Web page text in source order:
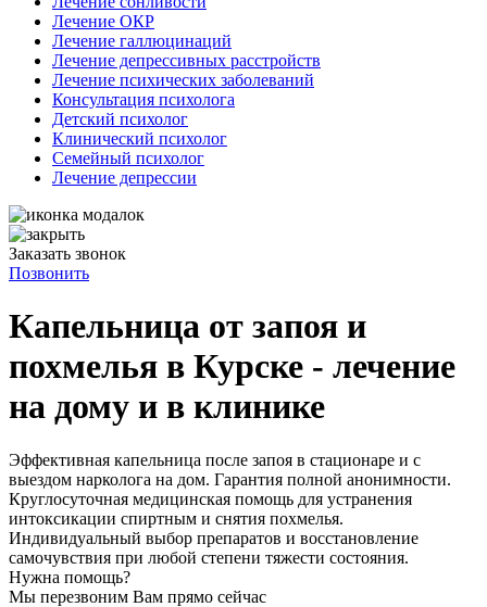
Лечение ОКР
Лечение галлюцинаций
Лечение депрессивных расстройств
Лечение психических заболеваний
Консультация психолога
Детский психолог
Клинический психолог
Семейный психолог
Лечение депрессии
Заказать звонок
Позвонить
Капельница от запоя и
похмелья в Курске - лечение
на дому и в клинике
Эффективная капельница после запоя в стационаре и с
выездом нарколога на дом. Гарантия полной анонимности.
Круглосуточная медицинская помощь для устранения
интоксикации спиртным и снятия похмелья.
Индивидуальный выбор препаратов и восстановление
самочувствия при любой степени тяжести состояния.
Нужна помощь?
Мы перезвоним Вам прямо сейчас